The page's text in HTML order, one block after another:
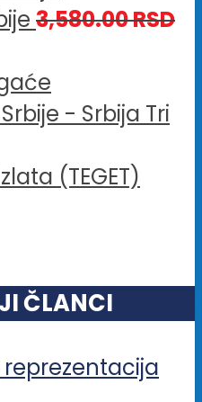
3,580.00RSD
(TEGET)
ČLANCI